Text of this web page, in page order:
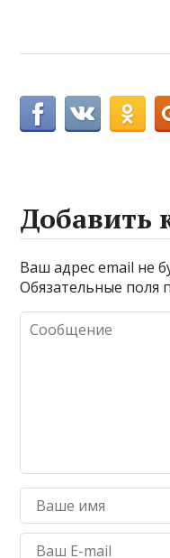
Добавить
Ваш адрес email не
Обязательные поля